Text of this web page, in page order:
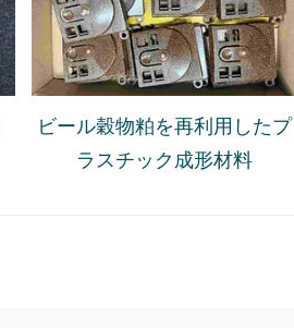
ビール穀物粕を再利用したプ
ラスチック成形材料